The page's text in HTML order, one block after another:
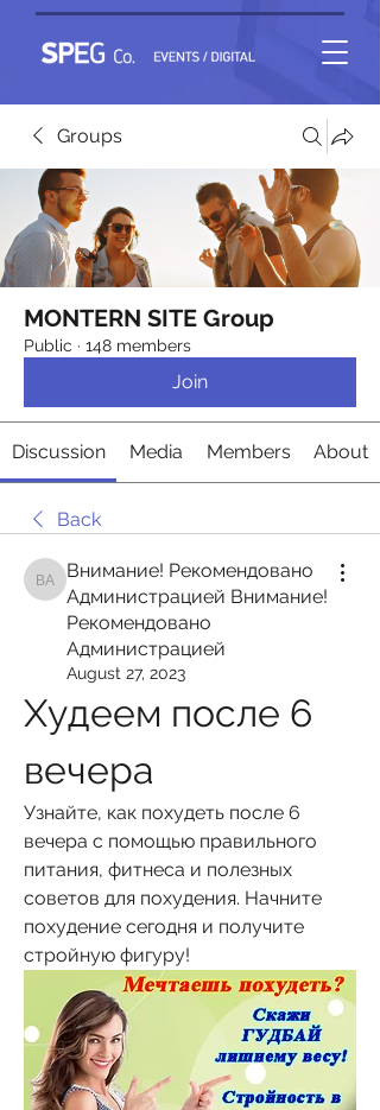
Groups
MONTERN SITE Group
Public · 148 members
Join
Discussion Media Members About
Back
Внимание! Рекомендовано Администрацией
Внимание! Рекомендовано
Администрацией Внимание!
Рекомендовано
Администрацией
August 27, 2023
Худеем после 6
вечера
Узнайте, как похудеть после 6
вечера с помощью правильного
питания, фитнеса и полезных
советов для похудения. Начните
похудение сегодня и получите
стройную фигуру!